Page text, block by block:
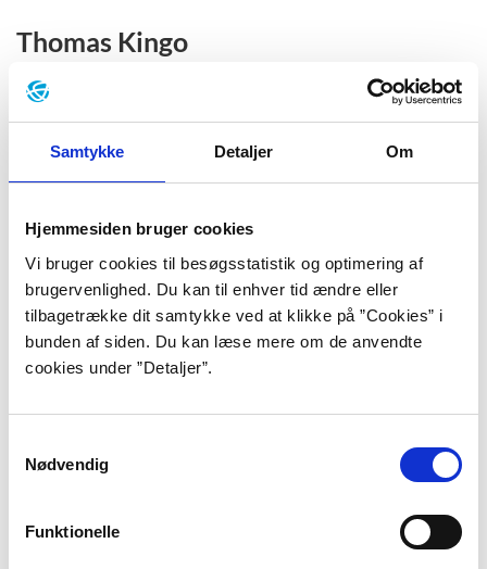
Samtykke Detaljer Om
Hjemmesiden bruger cookies
Vi bruger cookies til besøgsstatistik og optimering af
brugervenlighed. Du kan til enhver tid ændre eller
tilbagetrække dit samtykke ved at klikke på ”Cookies” i
bunden af siden. Du kan læse mere om de anvendte
cookies under ”Detaljer”.
Nødvendig
Funktionelle
Thomas Kingo
Thomas Kingo er en af Danmarks største og mest
har leveret omkring en
er blevet sunget til højtider over det ganske land i
Perioder
Her finder du 17 kortfattede periodeintroduktioner
som giver et overblik over de vigtigste strømninger
inden for samfund og historie samt de kulturelle og
Ninette Larsen
Ninette Larsen er blevet lovprist som en ny stemme i
dansk litteratur og spået en stor lyrisk fremtid. Hun